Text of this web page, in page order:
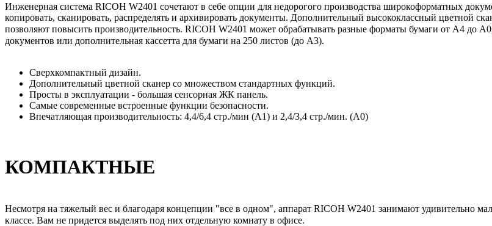
Инженерная система RICOH W2401 сочетают в себе опции для недорогого производства широкоформатных
копировать, сканировать, распределять и архивировать документы. Дополнительный высококлассный цветной
позволяют повысить производительность. RICOH W2401 может обрабатывать разные форматы бумаги от А4 до
документов или дополнительная кассетта для бумаги на 250 листов (до А3).
Сверхкомпактный дизайн.
Дополнительный цветной сканер со множеством стандартных функций.
Просты в эксплуатации - большая сенсорная ЖК панель.
Самые современные встроенные функции безопасности.
Впечатляющая производительность: 4,4/6,4 стр./мин (А1) и 2,4/3,4 стр./мин. (А0)
КОМПАКТНЫЕ
Несмотря на тяжелый вес и благодаря концепции "все в одном", аппарат RICOH W2401 занимают удивительно
классе. Вам не придется выделять под них отдельную комнату в офисе.